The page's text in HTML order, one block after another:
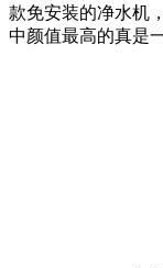
款免安装的净水机
中颜值最高的真是